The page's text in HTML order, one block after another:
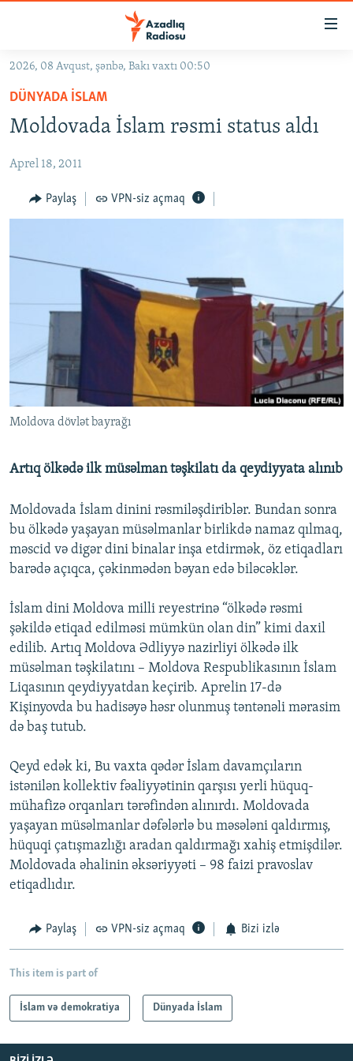
Əsas
qayıt
Əsas
qayıt
#İZAHLA
#ƏSLINDƏ
FƏRQƏ BAX
ARAŞDIRMA
MULTIMEDIA
VIDEO
FOTOQALEREYA
İNFOQRAFIKA
KARIKATURA
RADIO ARXIV
OXU ZALI
AZƏRBAYCAN ƏDƏBIYYATI KITABXANASI
İSLAM VƏ DEMOKRATIYA
İZ - MƏDƏNIYYƏT PROQRAMI
HAQQIMIZDA
MISSIYAMIZ
PEŞƏ ETIKASI VƏ JURNALISTIKA STANDARTLARIMIZ
MATERIALLARIMIZDAN ISTIFADƏ
XƏBƏR BÜLLETENLƏRIMIZ
BIZI IZLƏ
2026, 08 Avqust, şənbə, Bakı vaxtı 00:50
DÜNYADA İSLAM
Moldovada İslam rəsmi status aldı
Aprel 18, 2011
Paylaş VPN-siz açmaq
Moldova dövlət bayrağı
Artıq ölkədə ilk müsəlman təşkilatı da qeydiyyata alınıb
Moldovada İslam dinini rəsmiləşdiriblər. Bundan sonra
bu ölkədə yaşayan müsəlmanlar birlikdə namaz qılmaq,
məscid və digər dini binalar inşa etdirmək, öz etiqadları
barədə açıqca, çəkinmədən bəyan edə biləcəklər.
İslam dini Moldova milli reyestrinə “ölkədə rəsmi
şəkildə etiqad edilməsi mümkün olan din” kimi daxil
edilib. Artıq Moldova Ədliyyə nazirliyi ölkədə ilk
müsəlman təşkilatını – Moldova Respublikasının İslam
Liqasının qeydiyyatdan keçirib. Aprelin 17-də
Kişinyovda bu hadisəyə həsr olunmuş təntənəli mərasim
də baş tutub.
Qeyd edək ki, Bu vaxta qədər İslam davamçıların
istənilən kollektiv fəaliyyətinin qarşısı yerli hüquq-
mühafizə orqanları tərəfindən alınırdı. Moldovada
yaşayan müsəlmanlar dəfələrlə bu məsələni qaldırmış,
hüquqi çatışmazlığı aradan qaldırmağı xahiş etmişdilər.
Moldovada əhalinin əksəriyyəti – 98 faizi pravoslav
etiqadlıdır.
Paylaş VPN-siz açmaq Bizi izlə
This item is part of
İslam və demokratiya Dünyada İslam